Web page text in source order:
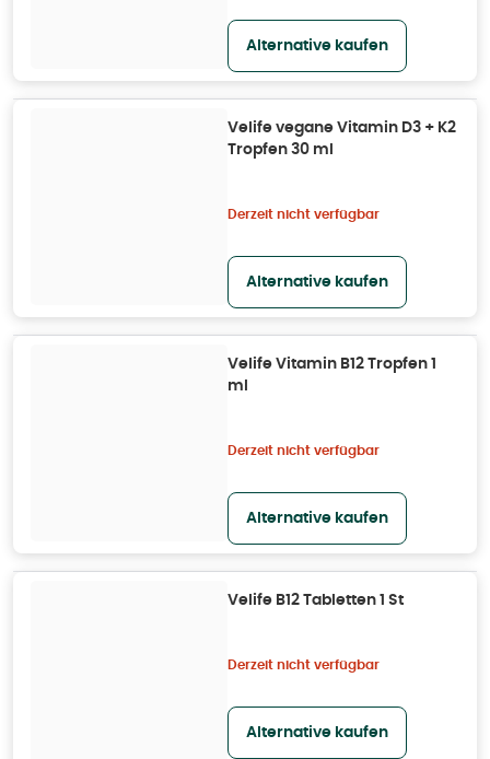
Alternative kaufen
Velife vegane Vitamin D3 + K2
Tropfen 30 ml
Derzeit nicht verfügbar
Alternative kaufen
Velife Vitamin B12 Tropfen 1
ml
Derzeit nicht verfügbar
Alternative kaufen
Velife B12 Tabletten 1 St
Derzeit nicht verfügbar
Alternative kaufen